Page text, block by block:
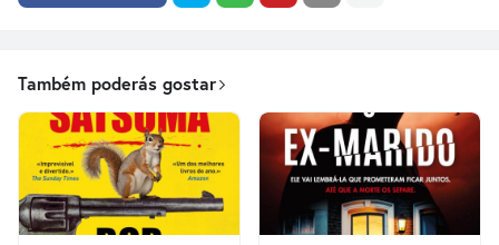
Também poderás gostar